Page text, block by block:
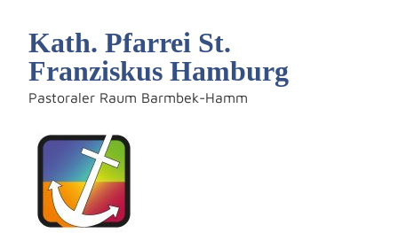
Kath. Pfarrei St.
Franziskus Hamburg
Pastoraler Raum Barmbek-Hamm